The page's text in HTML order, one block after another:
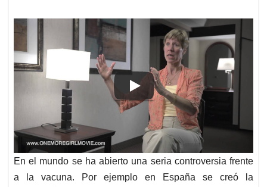
En el mundo se ha abierto una seria controversia frente
a la vacuna. Por ejemplo en España se creó la